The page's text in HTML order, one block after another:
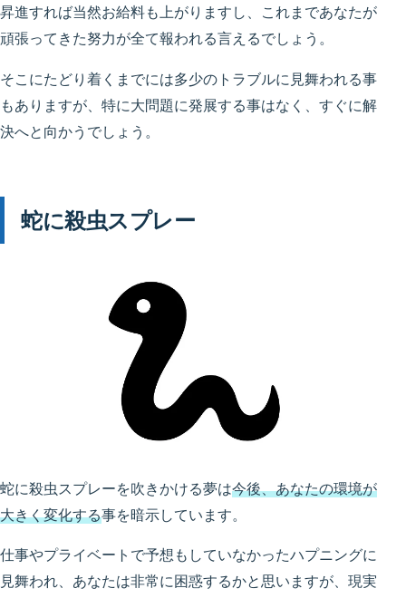
昇進すれば当然お給料も上がりますし、これまであなたが
頑張ってきた努力が全て報われる言えるでしょう。
そこにたどり着くまでには多少のトラブルに見舞われる事
もありますが、特に大問題に発展する事はなく、すぐに解
決へと向かうでしょう。
蛇に殺虫スプレー
蛇に殺虫スプレーを吹きかける夢は今後、あなたの環境が
大きく変化する事を暗示しています。
仕事やプライベートで予想もしていなかったハプニングに
見舞われ、あなたは非常に困惑するかと思いますが、現実